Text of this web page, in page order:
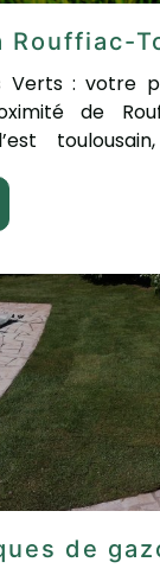
Rouffiac-
Verts : votre
de
de